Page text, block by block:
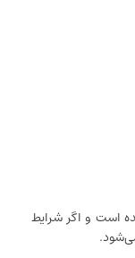
است و اگر شرایط